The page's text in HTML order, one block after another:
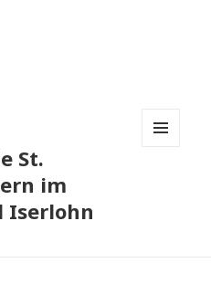
St.
im
Iserlohn